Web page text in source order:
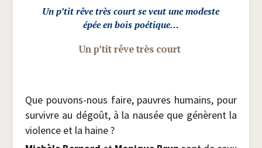
Un p’tit rêve très courtse veut une modeste
épée en bois poétique…
Un p’tit rêve très court
Que pou­vons-nous faire, pauvres humains, pour
sur­vivre au dégoût, à la nau­sée que génèrent la
vio­lence et la haine ?